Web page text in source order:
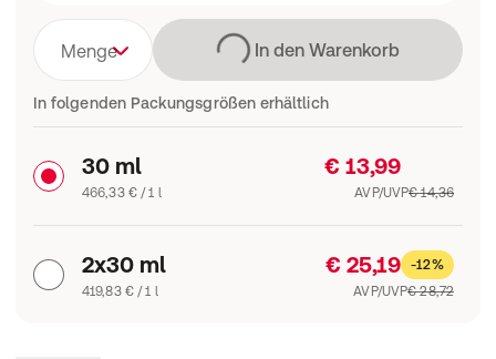
Menge LädtIn den Warenkorb
In folgenden Packungsgrößen erhältlich
30 ml
466,33 € / 1 l
€ 13,99
AVP/UVP€ 14,36
2x30 ml
419,83 € / 1 l
€ 25,19
-12%
AVP/UVP€ 28,72